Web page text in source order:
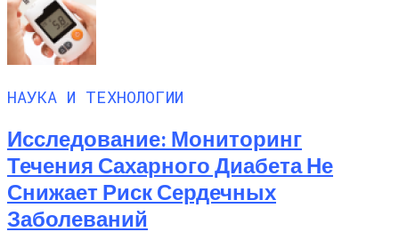
НАУКА И ТЕХНОЛОГИИ
Исследование: Мониторинг
Течения Сахарного Диабета Не
Снижает Риск Сердечных
Заболеваний